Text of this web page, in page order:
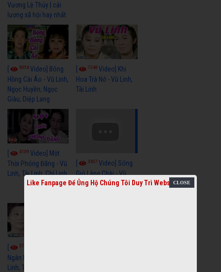
Vương Lệ Thủy | cải
lương xã hội hay nhất
9054Video] Bông
Hồng Cài Áo - Vũ Linh,
Ngọc Huyền, Ngọc
Giàu, Diệp Lang
7348Video] Khi
Hoa Trà Nở - Vũ Linh,
Tài Linh
4109 Video] Một
Thời Phóng Đãng - Vũ
Linh, Tài Linh, Chí Linh
3657Video] Sóng
Gió Làng Chài - Vũ
Linh, Tài Linh, Khánh
3766
Ngân Hà - Vũ Linh, Tài
Linh, Thoại Mỹ
Like Fanpage Để Ủng Hộ Chúng Tôi Duy Trì Website